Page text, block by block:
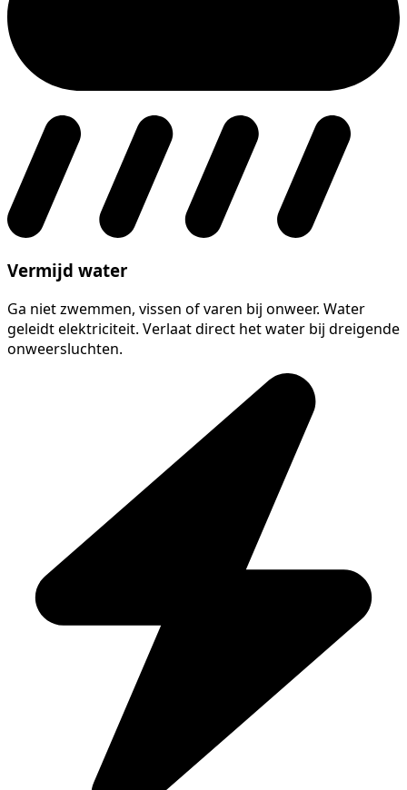
Vermijd water
Ga niet zwemmen, vissen of varen bij onweer. Water
geleidt elektriciteit. Verlaat direct het water bij dreigende
onweersluchten.